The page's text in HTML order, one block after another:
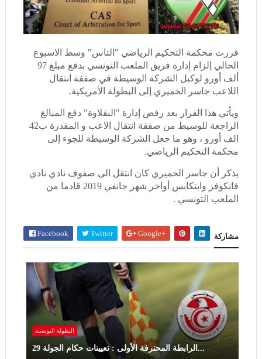
قررت محكمة التحكيم الرياضي "التاس" وسط الاسبوع
الحالي إلزام إدارة فريق الملعب التونسي بدفع مبلغ 97
ألف أورو لوكيل الشركة الوسيطة في صفقة انتقال
اللاعب جاسر الخميري إلى البطولة الأمريكية.
ويأتي هذا القرار بعد رفض إدارة "البقلاوة" دفع المبالغ
الراجعة للوسيط من صفقة انتقال الاعب و المقدرة ب42
الف أورو ، وهو ما جعل الشركة الوسيطة للجوء إلى
محكمة التحكيم الرياضي.
يذكر أن جاسر الخميري كان انتقل الى صفوف نادي نادي
فانكوفر وايتكابس أواخر شهر جانفي 2019 قادما من
الملعب التونسي .
مشاركة Facebook Twitter Google+
البطولة التونسية
الرابطة المحترفة الأولى : تعيينات حكام الجولة 29...